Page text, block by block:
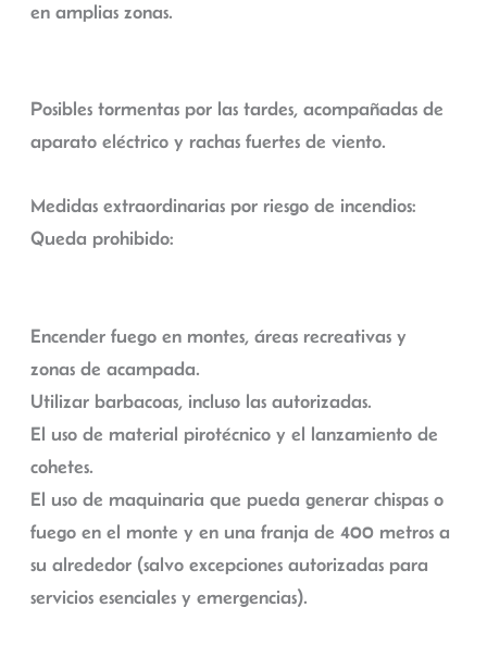
en amplias zonas.
Posibles tormentas por las tardes, acompañadas de
aparato eléctrico y rachas fuertes de viento.
Medidas extraordinarias por riesgo de incendios:
Queda prohibido:
Encender fuego en montes, áreas recreativas y
zonas de acampada.
Utilizar barbacoas, incluso las autorizadas.
El uso de material pirotécnico y el lanzamiento de
cohetes.
El uso de maquinaria que pueda generar chispas o
fuego en el monte y en una franja de 400 metros a
su alrededor (salvo excepciones autorizadas para
servicios esenciales y emergencias).